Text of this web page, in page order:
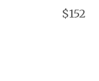
$152